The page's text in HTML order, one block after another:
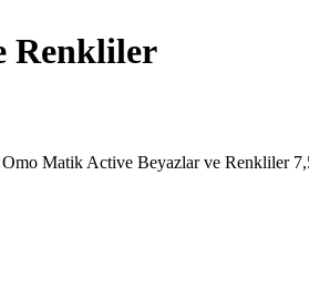
Renkliler
Omo Matik Active Beyazlar ve Renkliler